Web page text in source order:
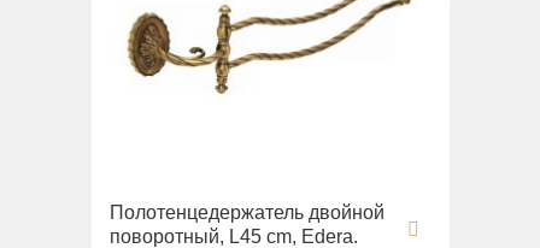
Полотенцедержатель двойной
поворотный, L45 cm, Edera.